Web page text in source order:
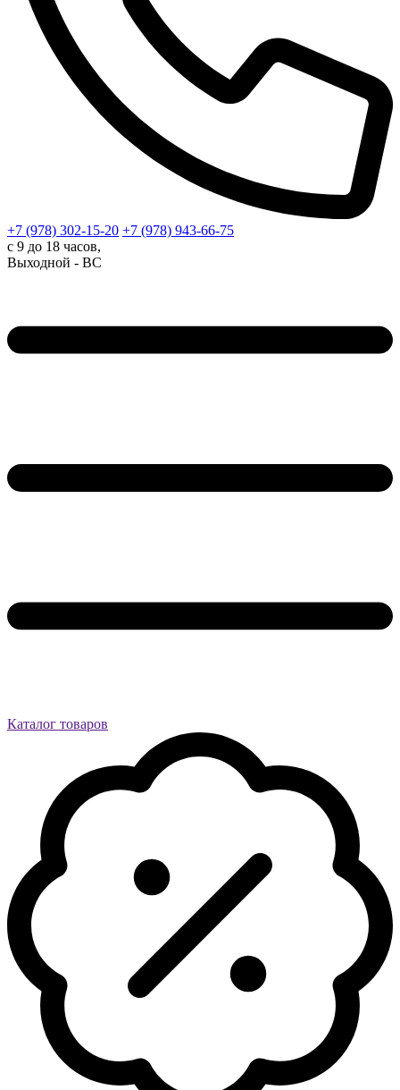
+7 (978) 302-15-20 +7 (978) 943-66-75
с 9 до 18 часов,
Выходной - ВС
Каталог товаров